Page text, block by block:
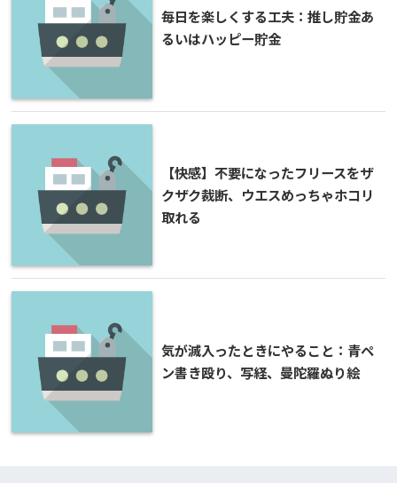
毎日を楽しくする工夫：推し貯金あ
るいはハッピー貯金
【快感】不要になったフリースをザ
クザク裁断、ウエスめっちゃホコリ
取れる
気が滅入ったときにやること：青ペ
ン書き殴り、写経、曼陀羅ぬり絵